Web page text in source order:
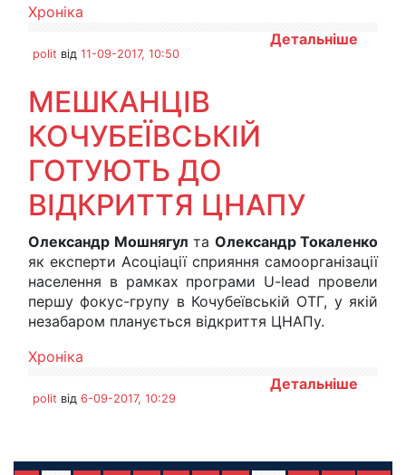
Хроніка
Детальніше
polit від 11-09-2017, 10:50
МЕШКАНЦІВ
КОЧУБЕЇВСЬКІЙ
ГОТУЮТЬ ДО
ВІДКРИТТЯ ЦНАПУ
Олександр Мошнягул та Олександр Токаленко
як експерти Асоціації сприяння самоорганізації
населення в рамках програми U-lead провели
першу фокус-групу в Кочубеївській ОТГ, у якій
незабаром планується відкриття ЦНАПу.
Хроніка
Детальніше
polit від 6-09-2017, 10:29